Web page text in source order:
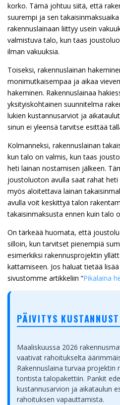
korko. Tämä johtuu siitä, että
suurempi ja sen
rakennuslainaan liittyy usein
valmistuva talo, kun taas
ilman vakuuksia.
Toiseksi, rakennuslainan
monimutkaisempaa ja aikaa
hakeminen. Rakennuslainaa
yksityiskohtainen suunnitelma
lukien kustannusarviot ja
sinun ei yleensä tarvitse esittää
Kolmanneksi, rakennuslainan
kun talo on valmis, kun taas
heti lainan nostamisen jälkeen.
joustoluoton avulla saat rahat
myös aloitettava lainan
avulla voit keskittyä talon
takaisinmaksusta ennen kuin talo
On tärkeää huomata, että
silloin, kun tarvitset pienempiä
esimerkiksi rakennusprojektin
kattamiseen. Jos haluat tietää
sivustomme artikkeliin “Pikalaina
PÄIVITYS
Maaliskuussa 2026
vaativat rahoitukselta
Rakennuslaina turvaa projektin
tontista talopakettiin. Pankit
kustannusarvion ja aikataulun
rahoituksen vapauttamista.